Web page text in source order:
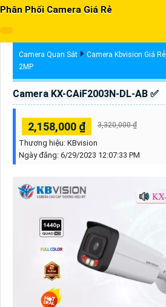
Phân Phối Camera Giá Rẻ
Camera Quan Sát Camera Kbvision Giá Rẻ
2MP
Camera KX-CAiF2003N-DL-AB ✅
2,158,000 ₫ 3,320,000 ₫
Thương hiệu: KBvision
Ngày đăng: 6/29/2023 12:07:33 PM